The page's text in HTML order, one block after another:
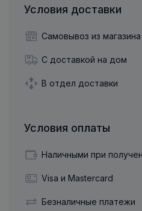
Условия доставки
Самовывоз из магазина
С доставкой на дом
В отдел доставки
Условия оплаты
Наличными при
Visa и Mastercard
Безналичные платежи